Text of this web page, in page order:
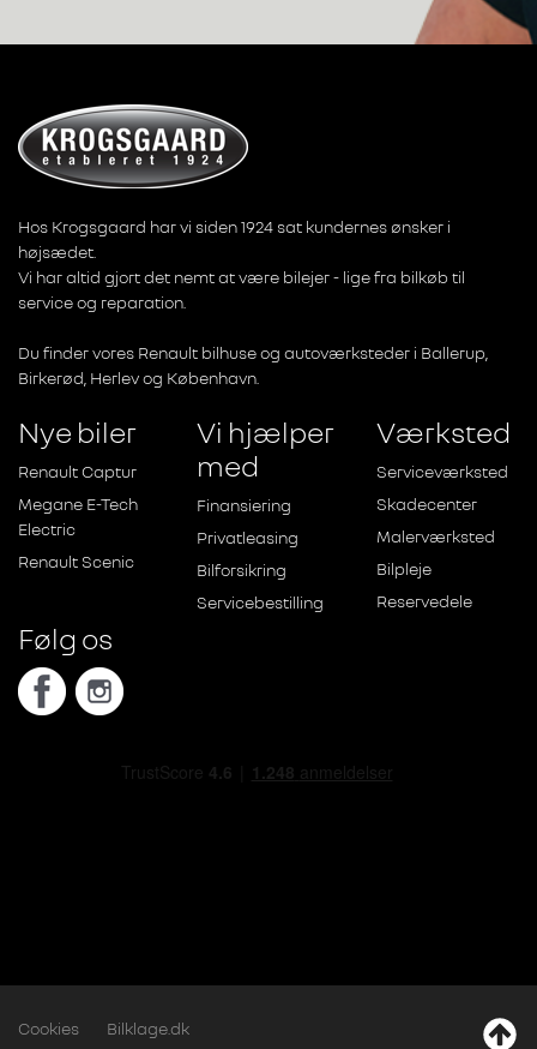
Hos Krogsgaard har vi siden 1924 sat kundernes ønsker i
højsædet.
Vi har altid gjort det nemt at være bilejer - lige fra bilkøb til
service og reparation.
Du finder vores Renault bilhuse og autoværksteder i Ballerup,
Birkerød, Herlev og København.
Nye biler
Renault Captur
Megane E-Tech
Electric
Renault Scenic
Vi hjælper
med
Finansiering
Privatleasing
Bilforsikring
Servicebestilling
Værksted
Serviceværksted
Skadecenter
Malerværksted
Bilpleje
Reservedele
Følg os
Cookies Bilklage.dk